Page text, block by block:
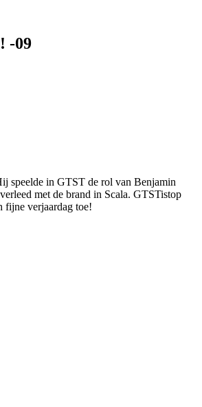
-09
speelde in GTST de rol van Benjamin
met de brand in Scala. GTSTistop
fijne verjaardag toe!